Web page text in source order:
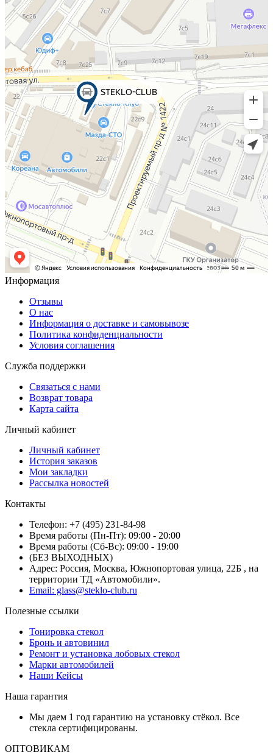
Информация
Отзывы
О нас
Информация о доставке и самовывозе
Политика конфиденциальности
Условия соглашения
Служба поддержки
Связаться с нами
Возврат товара
Карта сайта
Личный кабинет
Личный кабинет
История заказов
Мои закладки
Рассылка новостей
Контакты
Телефон: +7 (495) 231-84-98
Время работы (Пн-Пт): 09:00 - 20:00
Время работы (Сб-Вс): 09:00 - 19:00
(БЕЗ ВЫХОДНЫХ)
Адрес: Россия, Москва, Южнопортовая улица, 22Б , на
территории ТД «Автомобили».
Email: glass@steklo-club.ru
Полезные ссылки
Тонировка стекол
Бронь и автовинил
Ремонт и установка лобовых стекол
Марки автомобилей
Наши Кейсы
Наша гарантия
Мы даем 1 год гарантию на установку стёкол. Все
стекла сертифицированы.
ОПТОВИКАМ